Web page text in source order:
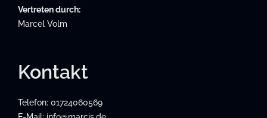
Vertreten durch:
Marcel Volm
Kontakt
Telefon: 01724060569